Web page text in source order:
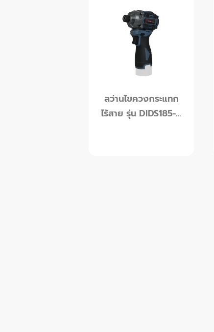
ดูข้อมูลเพิ่มเติม
สว่านไขควงกระแทก
ไร้สาย รุ่น DIDS185-B